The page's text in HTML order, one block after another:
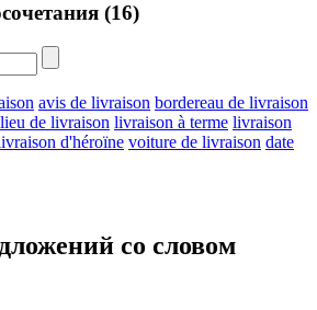
(16)
avis de livraison bordereau de livraison
lieu de livraison livraison à terme livraison
d'héroïne voiture de livraison date
со словом